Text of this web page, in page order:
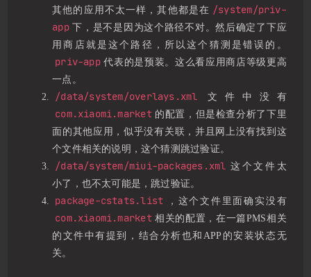
其他的应用不太一样，其他都是在 /system/priv-
app 下，是不是因为这个路径不对。然后确定了下应
用商店就是这个路径，所以这个猜测是错误的。
priv-app 代表的是预装。这么看应用商店等级更高
一点。
/data/system/overlays.xml 文件中没有
com.xiaomi.market 的配置，但是检查分析了下里
面的其他应用，似乎没有关联，并且网上没有找到这
个文件相关的说明，这个猜测跳过验证。
/data/system/miui-packages.xml 这个文件太
小了，也不太可能是，跳过验证。
package-cstats.list ，这个文件里面确实没有
com.xiaomi.market 相关的配置，在一篇PMS相关
的文件中有提到，结合分析也和APP的安装状态无
关。